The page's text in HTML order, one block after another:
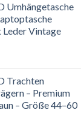
Umhängetasche
Vintage
Trachten
– Premium
– Größe 44–60